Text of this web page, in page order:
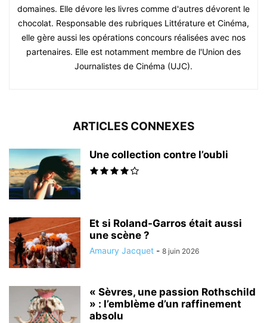
domaines. Elle dévore les livres comme d'autres dévorent le
chocolat. Responsable des rubriques Littérature et Cinéma,
elle gère aussi les opérations concours réalisées avec nos
partenaires. Elle est notamment membre de l'Union des
Journalistes de Cinéma (UJC).
ARTICLES CONNEXES
Une collection contre l’oubli
Et si Roland-Garros était aussi
une scène ?
Amaury Jacquet - 8 juin 2026
« Sèvres, une passion Rothschild
» : l’emblème d’un raffinement
absolu